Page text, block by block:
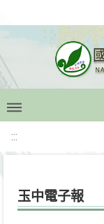
:::
玉中電子報